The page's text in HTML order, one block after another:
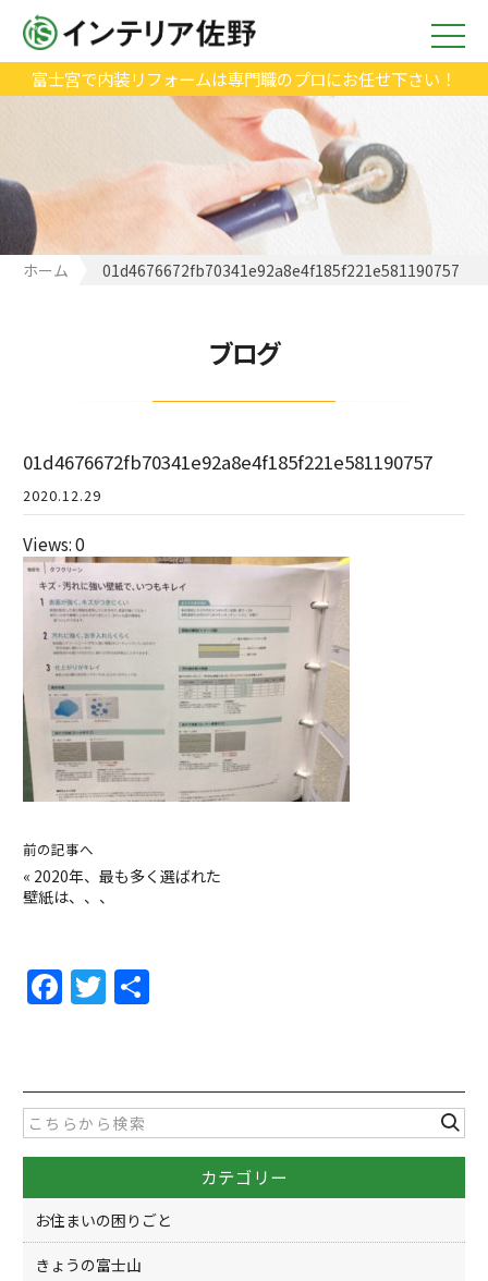
富士宮で内装リフォームは専門職のプロにお任せ下さい！
ホーム 01d4676672fb70341e92a8e4f185f221e581190757
ブログ
01d4676672fb70341e92a8e4f185f221e581190757
2020.12.29
Views: 0
前の記事へ
« 2020年、最も多く選ばれた
壁紙は、、、
F
a
e
b
o
o
k
T
w
er
カテゴリー
お住まいの困りごと
きょうの富士山